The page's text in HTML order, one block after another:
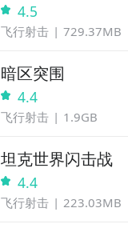
4.5
飞行射击 729.37MB
暗区突围
4.4
飞行射击 1.9GB
坦克世界闪击战
4.4
飞行射击 223.03MB